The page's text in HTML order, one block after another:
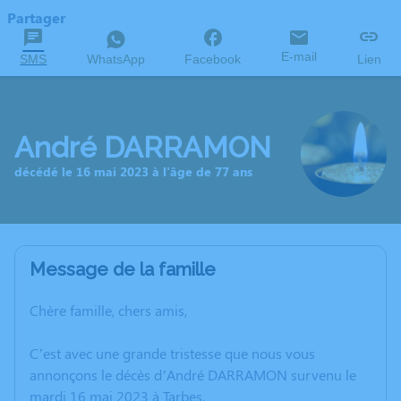
Partager
SMS WhatsApp Facebook E-mail Lien
André DARRAMON
décédé le 16 mai 2023 à l'âge de 77 ans
Message de la famille
Chère famille, chers amis,
C’est avec une grande tristesse que nous vous
annonçons le décès d’André DARRAMON survenu le
mardi 16 mai 2023 à Tarbes.